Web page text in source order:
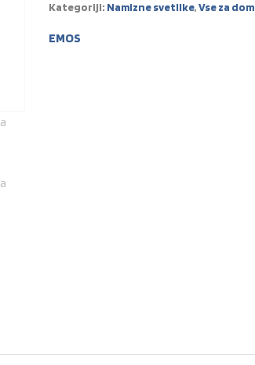
Kategoriji: Namizne svetilke,Vse za dom
EMOS